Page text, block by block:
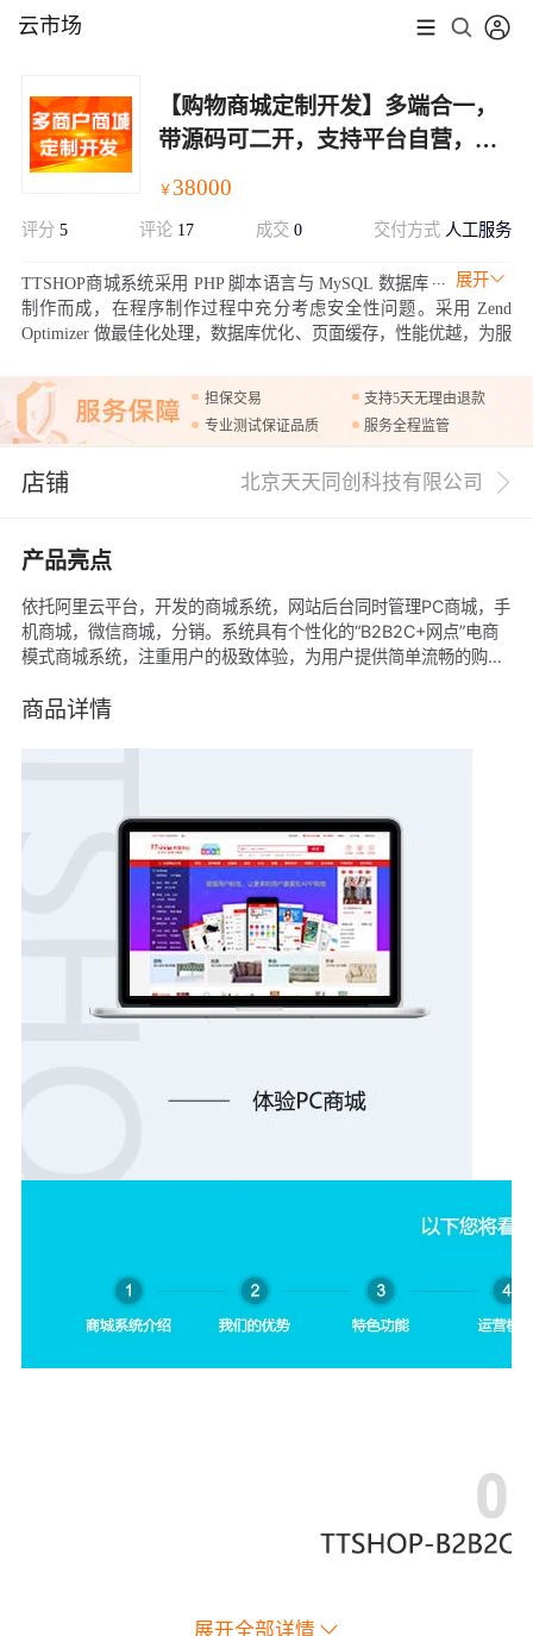
云市场
【购物商城定制开发】多端合一，
带源码可二开，支持平台自营，商
￥ 38000
评分 5 评论 17 成交0 交付方式 人工服务
展开
TTSHOP商城系统采用 PHP 脚本语言与 MySQL 数据库
制作而成，在程序制作过程中充分考虑安全性问题。采用 Zend
Optimizer 做最佳化处理，数据库优化、页面缓存，性能优越，为服
加入新的功能模块，而这只需要极短的时间。我们的软件系统完全
开源，完整开发文档，便于二次开发改进，
担保交易
支持5天无理由退款
专业测试保证品质
服务全程监管
店铺 北京天天同创科技有限公司
产品亮点
依托阿里云平台，开发的商城系统，网站后台同时管理PC商城，手
机商城，微信商城，分销。系统具有个性化的“B2B2C+网点”电商
模式商城系统，注重用户的极致体验，为用户提供简单流畅的购物
支持上亿级数据，如负载均衡，高效缓存服务器，Memcache 及
商品详情
展开全部详情